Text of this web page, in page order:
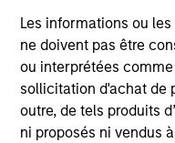
Les informations ou
ne doivent pas être
ou interprétées
sollicitation d'achat de
outre, de tels produits
ni proposés ni vendus
not and does not imply
investigation,
information contained in
shall we be responsible
the site or your use of